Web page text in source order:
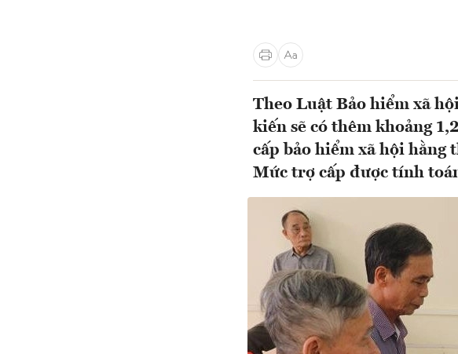
Theo Luật Bảo hiểm xã
kiến sẽ có thêm khoảng
cấp bảo hiểm xã hội hằng
Mức trợ cấp được tính